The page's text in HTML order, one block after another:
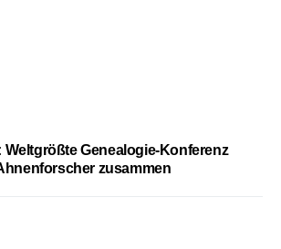
Weltgrößte Genealogie-Konferenz
zusammen